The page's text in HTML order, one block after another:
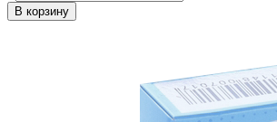
В корзину